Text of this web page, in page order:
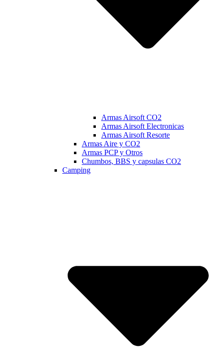
Armas Airsoft CO2
Armas Airsoft Electronicas
Armas Airsoft Resorte
Armas Aire y CO2
Armas PCP y Otros
Chumbos, BBS y capsulas CO2
Camping